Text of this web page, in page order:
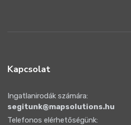
Kapcsolat
Ingatlanirodák számára:
segitunk@mapsolutions.hu
Telefonos elérhetőségünk: